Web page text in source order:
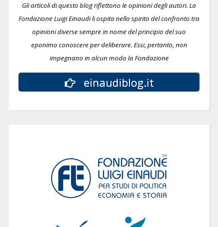
Gli articoli di questo blog riflettono le opinioni degli autori. La
Fondazione Luigi Einaudi li ospita nello spirito del confronto tra
opinioni diverse sempre in nome del principio del suo
eponimo conoscere per deliberare. Essi, pertanto, non
impegnano in alcun modo la Fondazione
einaudiblog.it